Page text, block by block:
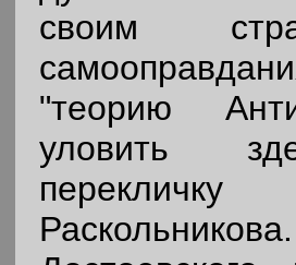
своим
"теорию
уловить